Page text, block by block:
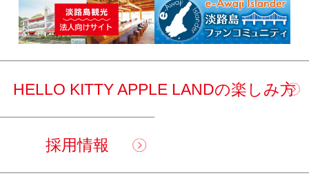
HELLO KITTY APPLE LANDの楽しみ方
採用情報